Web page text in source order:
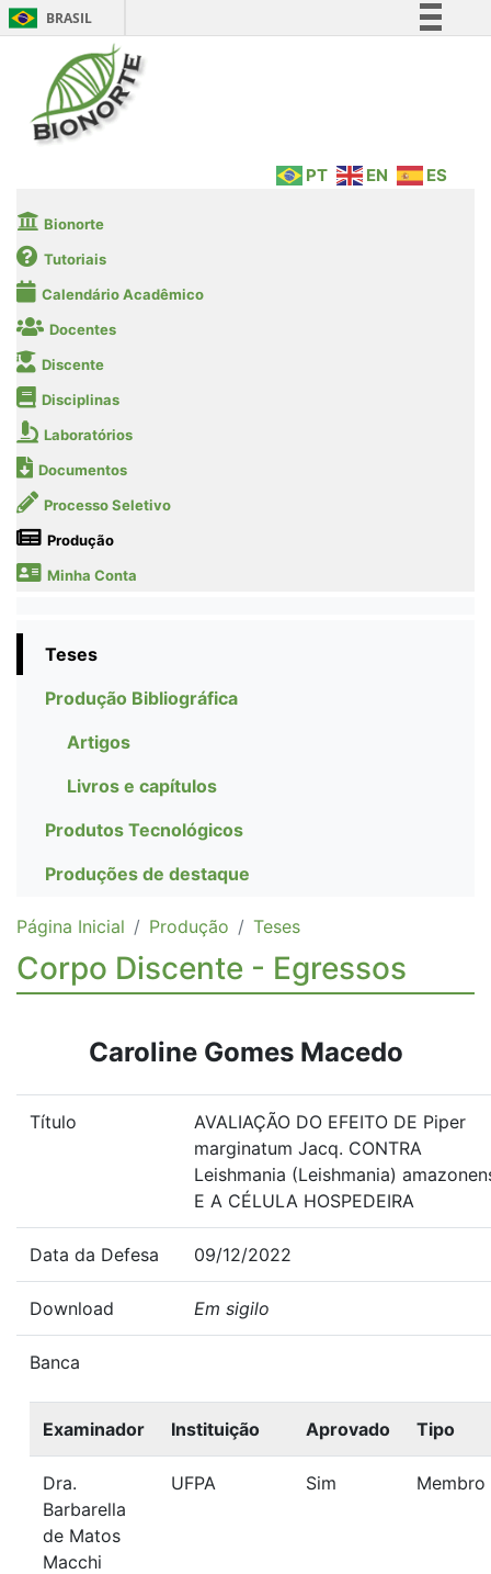
BRASIL
Legislação
PT EN ES
Bionorte
Tutoriais
Calendário Acadêmico
Docentes
Discente
Disciplinas
Laboratórios
Documentos
Processo Seletivo
Produção
Minha Conta
Teses
Produção Bibliográfica
Artigos
Livros e capítulos
Produtos Tecnológicos
Produções de destaque
Página Inicial Produção Teses
Corpo Discente - Egressos
Caroline Gomes Macedo
Título
AVALIAÇÃO DO EFEITO DE Piper
marginatum Jacq. CONTRA
Leishmania (Leishmania)
E A CÉLULA HOSPEDEIRA
Data da Defesa 09/12/2022
Download Em sigilo
Banca
Examinador Instituição Aprovado Tipo
Dra.
Barbarella
de Matos
Macchi
UFPA Sim Membro